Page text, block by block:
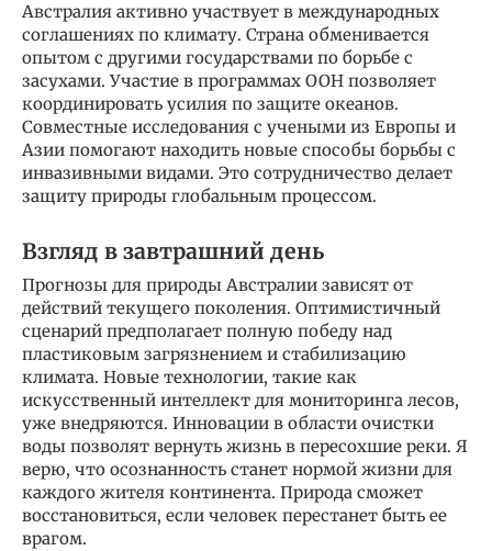
Австралия активно участвует в международных
соглашениях по климату. Страна обменивается
опытом с другими государствами по борьбе с
засухами. Участие в программах ООН позволяет
координировать усилия по защите океанов.
Совместные исследования с учеными из Европы и
Азии помогают находить новые способы борьбы с
инвазивными видами. Это сотрудничество делает
защиту природы глобальным процессом.
Взгляд в завтрашний день
Прогнозы для природы Австралии зависят от
действий текущего поколения. Оптимистичный
сценарий предполагает полную победу над
пластиковым загрязнением и стабилизацию
климата. Новые технологии, такие как
искусственный интеллект для мониторинга лесов,
уже внедряются. Инновации в области очистки
воды позволят вернуть жизнь в пересохшие реки. Я
верю, что осознанность станет нормой жизни для
каждого жителя континента. Природа сможет
восстановиться, если человек перестанет быть ее
врагом.